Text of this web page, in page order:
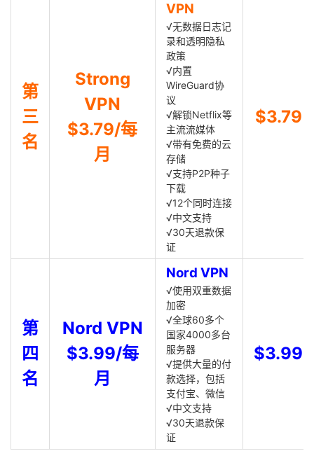
第
三
名
Strong
VPN
$3.79/每
月
VPN
√无数据日志记
录和透明隐私
政策
√内置
WireGuard协
议
√解锁Netflix等
主流流媒体
√带有免费的云
存储
√支持P2P种子
下载
√12个同时连接
√中文支持
√30天退款保
证
$3.79
第
四
名
Nord VPN
$3.99/每
月
Nord VPN
√使用双重数据
加密
√全球60多个
国家4000多台
服务器
√提供大量的付
款选择，包括
支付宝、微信
√中文支持
√30天退款保
证
$3.99